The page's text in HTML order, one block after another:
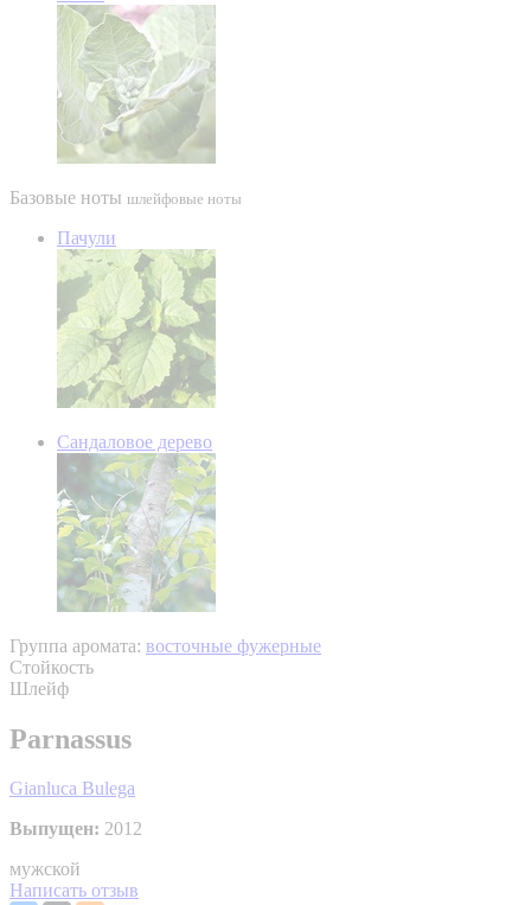
Базовые ноты шлейфовые ноты
Пачули
Сандаловое дерево
Группа аромата: восточные фужерные
Стойкость
Шлейф
Parnassus
Gianluca Bulega
Выпущен: 2012
мужской
Написать отзыв